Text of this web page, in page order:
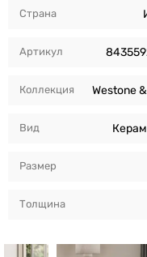
Страна
Артикул
Коллекция Westone
Вид
Размер
Толщина